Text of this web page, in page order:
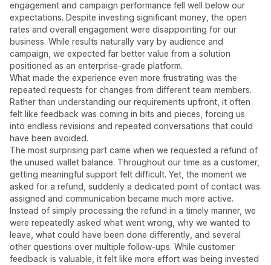
engagement and campaign performance fell well below our
expectations. Despite investing significant money, the open
rates and overall engagement were disappointing for our
business. While results naturally vary by audience and
campaign, we expected far better value from a solution
positioned as an enterprise-grade platform.
What made the experience even more frustrating was the
repeated requests for changes from different team members.
Rather than understanding our requirements upfront, it often
felt like feedback was coming in bits and pieces, forcing us
into endless revisions and repeated conversations that could
have been avoided.
The most surprising part came when we requested a refund of
the unused wallet balance. Throughout our time as a customer,
getting meaningful support felt difficult. Yet, the moment we
asked for a refund, suddenly a dedicated point of contact was
assigned and communication became much more active.
Instead of simply processing the refund in a timely manner, we
were repeatedly asked what went wrong, why we wanted to
leave, what could have been done differently, and several
other questions over multiple follow-ups. While customer
feedback is valuable, it felt like more effort was being invested